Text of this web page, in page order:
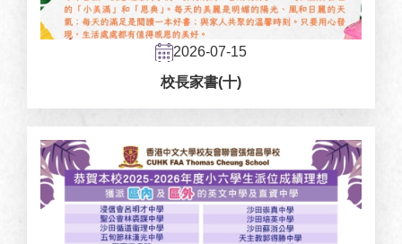
2026-07-15
校長家書(十)